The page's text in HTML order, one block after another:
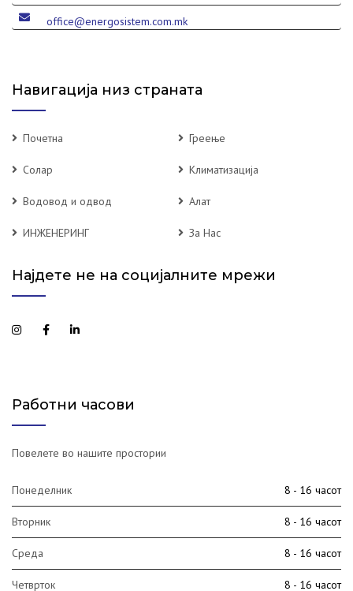
office@energosistem.com.mk
Навигација низ страната
Почетна Греење
Солар Климатизација
Водовод и одвод Алат
ИНЖЕНЕРИНГ За Нас
Најдете не на социјалните мрежи
Работни часови
Повелете во нашите простории
Понеделник 8 - 16 часот
Вторник 8 - 16 часот
Среда 8 - 16 часот
Четврток 8 - 16 часот